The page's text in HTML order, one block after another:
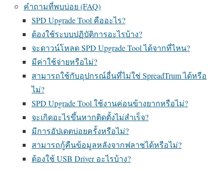
คำถามที่พบบ่อย (FAQ)
SPD Upgrade Tool คืออะไร?
ต้องใช้ระบบปฏิบัติการอะไรบ้าง?
จะดาวน์โหลด SPD Upgrade Tool ได้จากที่ไหน?
มีค่าใช้จ่ายหรือไม่?
สามารถใช้กับอุปกรณ์อื่นที่ไม่ใช่ SpreadTrum ได้หรือ
ไม่?
SPD Upgrade Tool ใช้งานค่อนข้างยากหรือไม่?
จะเกิดอะไรขึ้นหากติดตั้งไม่สำเร็จ?
มีการอัปเดตบ่อยครั้งหรือไม่?
สามารถกู้คืนข้อมูลหลังจากฟลาชได้หรือไม่?
ต้องใช้ USB Driver อะไรบ้าง?